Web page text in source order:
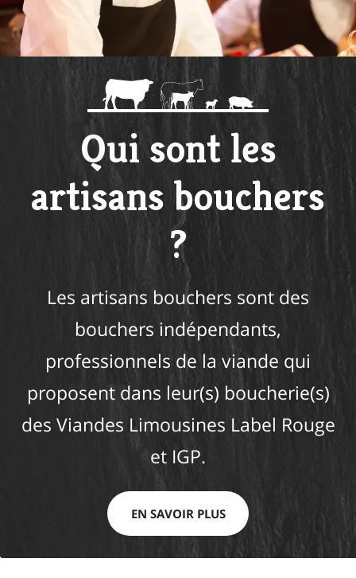
Qui sont les
artisans bouchers
?
Les artisans bouchers sont des
bouchers indépendants,
professionnels de la viande qui
proposent dans leur(s) boucherie(s)
des Viandes Limousines Label Rouge
et IGP.
EN SAVOIR PLUS